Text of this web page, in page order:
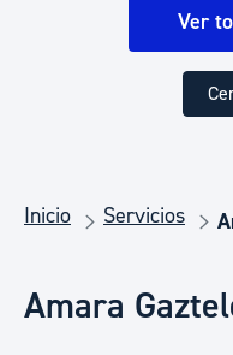
Ver
Inicio Servicios
Amara